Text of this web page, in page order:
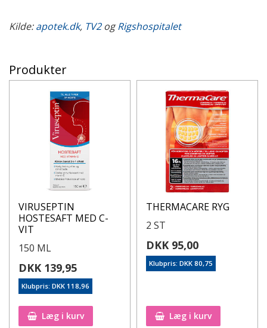
Kilde: apotek.dk, TV2 og Rigshospitalet
Produkter
VIRUSEPTIN
HOSTESAFT MED C-
VIT
150 ML
DKK 139,95
Klubpris: DKK 118,96
Læg i kurv
THERMACARE RYG
2 ST
DKK 95,00
Klubpris: DKK 80,75
Læg i kurv